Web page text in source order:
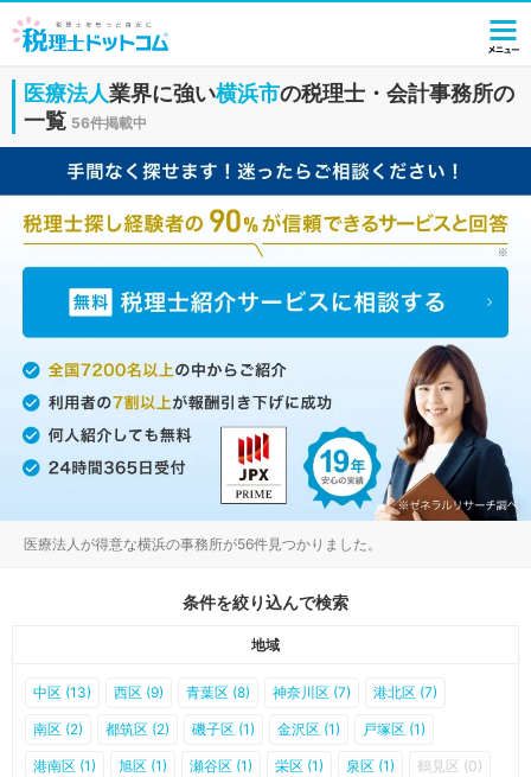
医療法人業界に強い横浜市の税理士・会計事務所の
一覧 56件掲載中
医療法人が得意な横浜の事務所が56件見つかりました。
条件を絞り込んで検索
地域
中区 (13) 西区 (9) 青葉区 (8) 神奈川区 (7) 港北区 (7)
南区 (2) 都筑区 (2) 磯子区 (1) 金沢区 (1) 戸塚区 (1)
港南区 (1) 旭区 (1) 瀬谷区 (1) 栄区 (1) 泉区 (1) 鶴見区 (0)